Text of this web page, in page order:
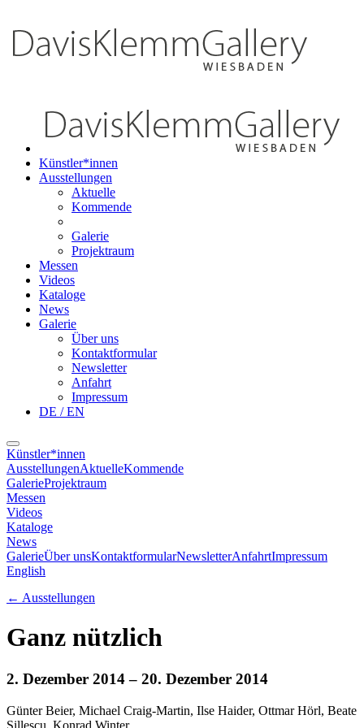
Künstler*innen
Ausstellungen
Aktuelle
Kommende
Galerie
Projektraum
Messen
Videos
Kataloge
News
Galerie
Über uns
Kontaktformular
Newsletter
Anfahrt
Impressum
DE / EN
Künstler*innen
AusstellungenAktuelleKommende
GalerieProjektraum
Messen
Videos
Kataloge
News
GalerieÜber unsKontaktformularNewsletterAnfahrtImpressum
English
← Ausstellungen
Ganz nützlich
2. Dezember 2014– 20. Dezember 2014
Günter Beier, Michael Craig-Martin, Ilse Haider, Ottmar Hörl, Beate
Sillescu, Konrad Winter